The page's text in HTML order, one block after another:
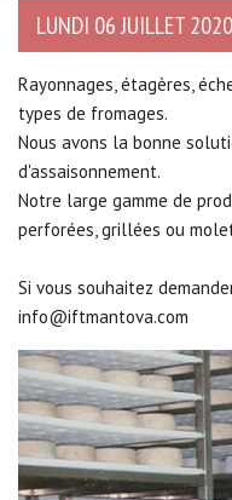
LUNDI 06 JUILLET 2020
Rayonnages, étagères,
types de fromages.
Nous avons la bonne
d'assaisonnement.
Notre large gamme de
perforées, grillées ou
Si vous souhaitez
info@iftmantova.com